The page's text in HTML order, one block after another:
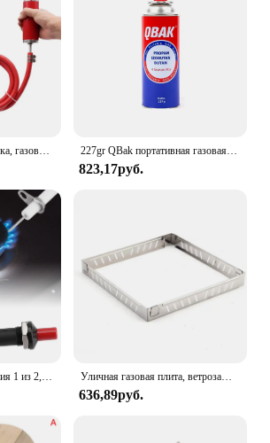
Новинка, газовая горелка, газовая горелка для кемпинга, газовая плита, используется для подключения газового бака для приготовления пищи, кемпинга, уличный инструмент 227gr QBak портативная газовая Бутановая лампа, совместимая с портативной кухонной горелкой, паяльными горелками, освещением для кемпинга
823,17руб.
Уличная газовая плита, ветрозащитный экран, Складное Лобовое стекло из нержавеющей стали, фотоэкран, плита для приготовления пищи и барбекю, аксессуары для кемпинга и пешего туризма
636,89руб.